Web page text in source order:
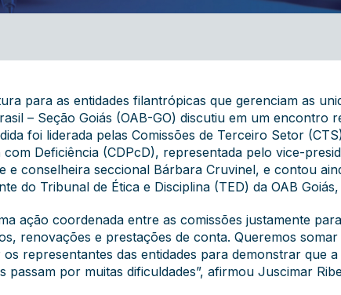
para as entidades filantrópicas que gerenciam as
– Seção Goiás (OAB-GO) discutiu em um
foi liderada pelas Comissões de Terceiro Setor
Deficiência (CDPcD), representada pelo vice-
e conselheira seccional Bárbara Cruvinel, e contou
do Tribunal de Ética e Disciplina (TED) da OAB
ação coordenada entre as comissões justamente
renovações e prestações de conta. Queremos
representantes das entidades para demonstrar que
passam por muitas dificuldades”, afirmou Juscimar